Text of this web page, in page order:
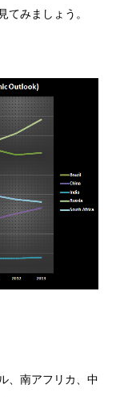
てみましょう。
、南アフリカ、中